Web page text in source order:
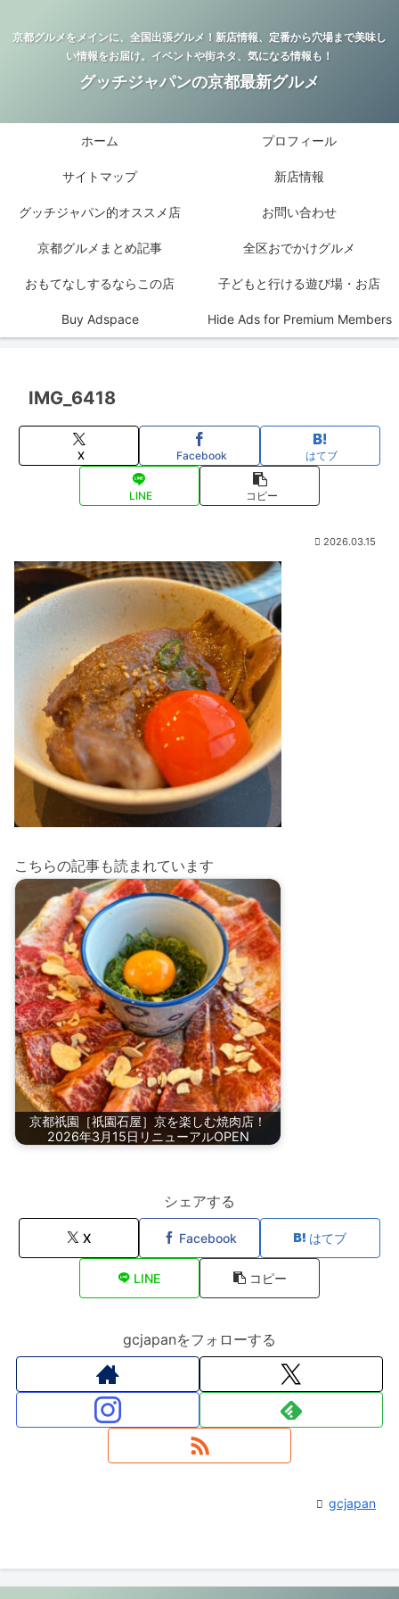
京都グルメをメインに、全国出張グルメ！新店情報、定番から穴場まで美味し
い情報をお届け。イベントや街ネタ、気になる情報も！
グッチジャパンの京都最新グルメ
ホーム プロフィール
サイトマップ 新店情報
グッチジャパン的オススメ店 お問い合わせ
京都グルメまとめ記事 全区おでかけグルメ
おもてなしするならこの店 子どもと行ける遊び場・お店
Buy Adspace Hide Ads for Premium Members
IMG_6418
X Facebook はてブ
LINE コピー
2026.03.15
こちらの記事も読まれています
京都祇園［祇園石屋］京を楽しむ焼肉店！
2026年3月15日リニューアルOPEN
シェアする
X Facebook はてブ
LINE コピー
gcjapanをフォローする
gcjapan